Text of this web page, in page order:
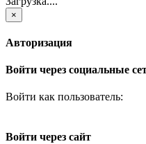
×
Авторизация
Войти через социальные
Войти как пользователь:
Войти через сайт